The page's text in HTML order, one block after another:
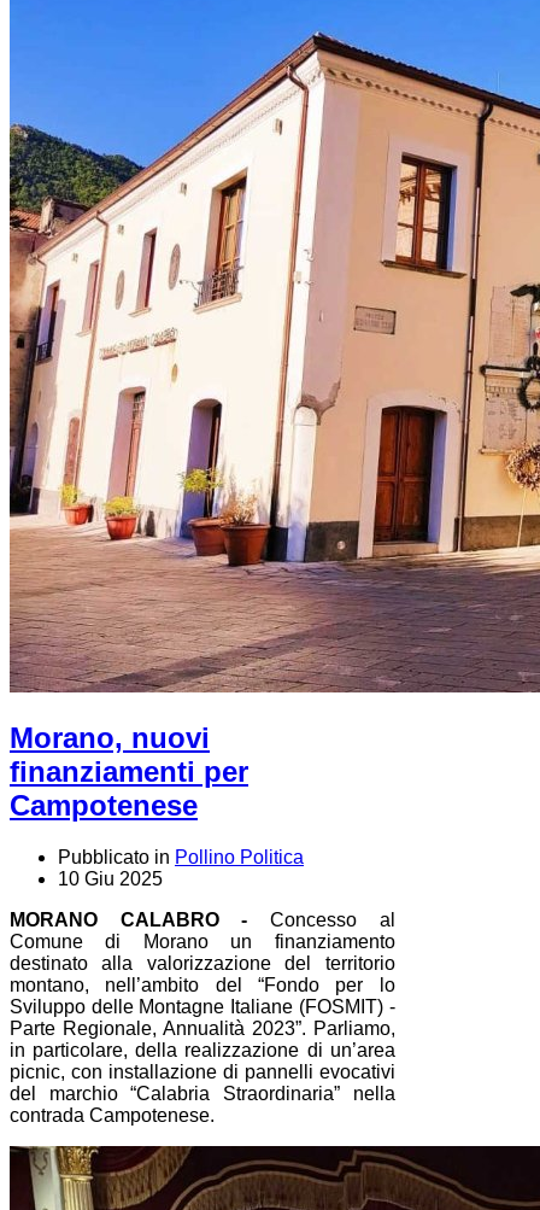
Morano, nuovi
finanziamenti per
Campotenese
Pubblicato in Pollino Politica
10 Giu 2025
MORANO CALABRO - Concesso al
Comune di Morano un finanziamento
destinato alla valorizzazione del territorio
montano, nell’ambito del “Fondo per lo
Sviluppo delle Montagne Italiane (FOSMIT) -
Parte Regionale, Annualità 2023”. Parliamo,
in particolare, della realizzazione di un’area
picnic, con installazione di pannelli evocativi
del marchio “Calabria Straordinaria” nella
contrada Campotenese.